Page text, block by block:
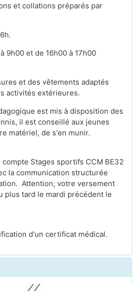
et collations préparés par
9h00 et de 16h00 à 17h00
et des vêtements adaptés
activités extérieures.
est mis à disposition des
il est conseillé aux jeunes
matériel, de s'en munir.
Stages sportifs CCM BE32
la communication structurée
Attention, votre versement
plus tard le mardi précédent le
d'un certificat médical.